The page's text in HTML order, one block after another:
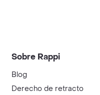
Sobre Rappi
Blog
Derecho de retracto